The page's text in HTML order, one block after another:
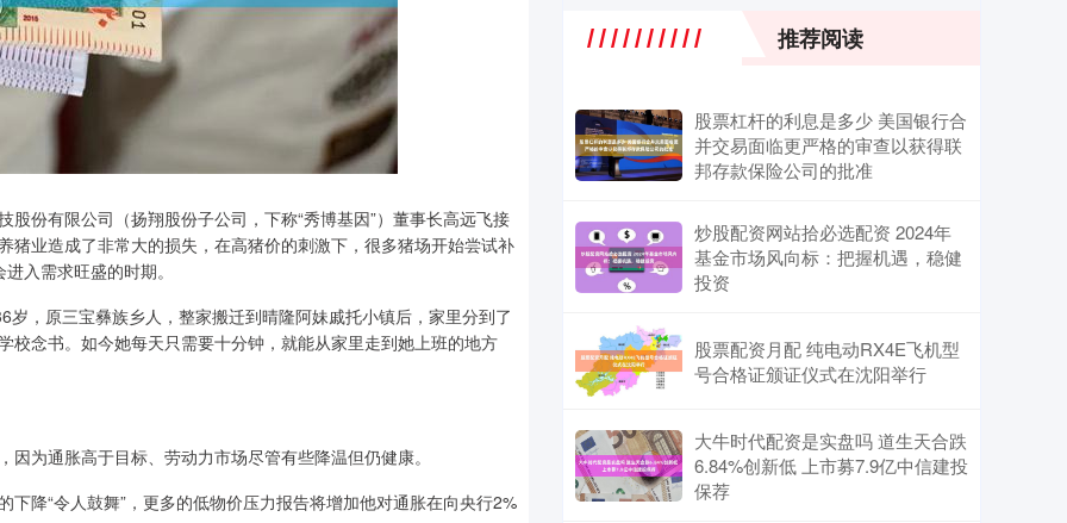
份有限公司（扬翔股份子公司，下称“秀博基因”）董事长高远飞接
业造成了非常大的损失，在高猪价的刺激下，很多猪场开始尝试补
入需求旺盛的时期。
，原三宝彝族乡人，整家搬迁到晴隆阿妹戚托小镇后，家里分到了
念书。如今她每天只需要十分钟，就能从家里走到她上班的地方
通胀高于目标、劳动力市场尽管有些降温但仍健康。
“令人鼓舞”，更多的低物价压力报告将增加他对通胀在向央行2%
推荐阅读
股票杠杆的利息是多少 美国银行合
并交易面临更严格的审查以获得联
邦存款保险公司的批准
炒股配资网站拾必选配资 2024年
基金市场风向标：把握机遇，稳健
投资
股票配资月配 纯电动RX4E飞机型
号合格证颁证仪式在沈阳举行
大牛时代配资是实盘吗 道生天合跌
6.84%创新低 上市募7.9亿中信建投
保荐